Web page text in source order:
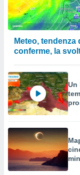
Meteo,
conferme, la
Un